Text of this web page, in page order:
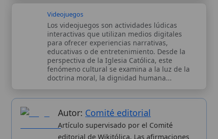
del artículo están basadas y contrastadas
usando fuentes catolicas: escritos
patrísticos, de santos, artículos
teológicos, documentos históricos, actas
de concilios, encíclicas, fuentes
magisteriales y documentos oficiales de
la Iglesia.Proceso editorial →
Wikitólica © 2026. Enciclopedia del patrimonio doctrinal,
histórico y litúrgico de la Iglesia Católica. Parte de la red formativa
deCurso Católico,Buscador CatólicoyCustodio Animae. Con
analíticas anónimas. LicenciaCC BY-SA(texto). Editado en